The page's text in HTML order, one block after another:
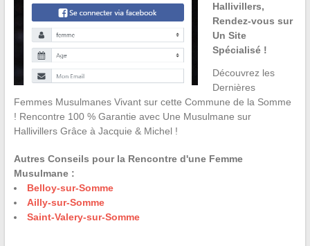
Hallivillers,
Rendez-vous sur
Un Site
Spécialisé !
Découvrez les
Dernières
Femmes Musulmanes Vivant sur cette Commune de la Somme
! Rencontre 100 % Garantie avec Une Musulmane sur
Hallivillers Grâce à Jacquie & Michel !
Autres Conseils pour la Rencontre d'une Femme
Musulmane :
Belloy-sur-Somme
Ailly-sur-Somme
Saint-Valery-sur-Somme